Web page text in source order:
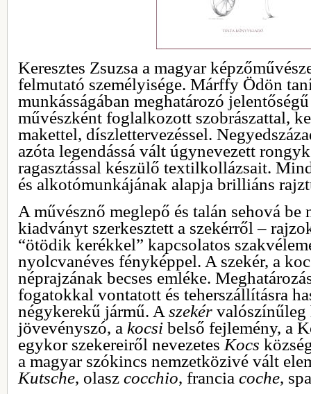
Keresztes Zsuzsa a magyar
felmutató személyisége. Márffy Ödön
munkásságában meghatározó
művészként foglalkozott szobrászattal,
makettel, díszlettervezéssel.
azóta legendássá vált úgynevezett
ragasztással készülő textilkollázsait.
és alkotómunkájának alapja brilliáns
A művésznő meglepő és talán sehová be
kiadványt szerkesztett a szekérről –
“ötödik kerékkel” kapcsolatos
nyolcvanéves fényképpel. A szekér, a
néprajzának becses emléke.
fogatokkal vontatott és teherszállításra
négykerekű jármű. A szekér
jövevényszó, a kocsi belső fejlemény, a
egykor szekereiről nevezetes Kocs
a magyar szókincs nemzetközivé vált
Kutsche, olasz cocchio, francia coche,